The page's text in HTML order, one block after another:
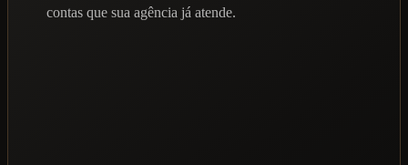
contas que sua agência já atende.